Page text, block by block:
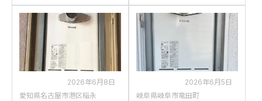
201AWD3からリンナイ
RUF-A2005SAT(C)への交
換
RUF-A2003SAT(A)からリ
ンナイRUF-A2005SAT(C)
への交換
2026年6月8日
愛知県名古屋市港区稲永
2026年6月5日
岐阜県岐阜市竜田町